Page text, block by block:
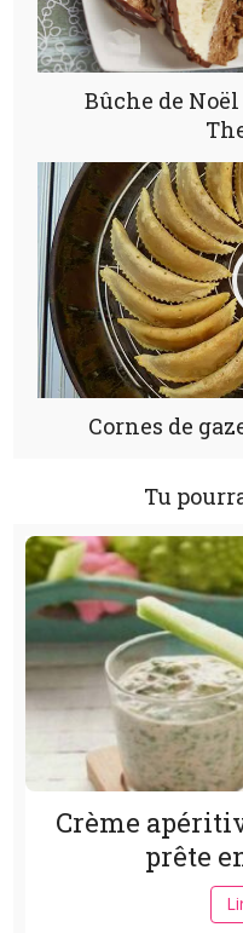
Bûche de
Cornes de
Tu
Crème
prête